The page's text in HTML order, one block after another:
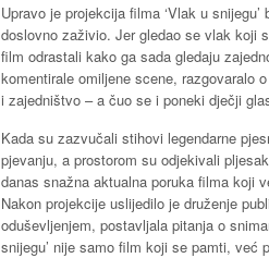
Upravo je projekcija filma ‘Vlak u
doslovno zaživio. Jer gledao se vlak koji
film odrastali kako ga sada gledaju
komentirale omiljene scene, razgovaralo
i zajedništvo – a čuo se i poneki dječji
Kada su zazvučali stihovi legendarne
pjevanju, a prostorom su odjekivali
danas snažna aktualna poruka filma koji
Nakon projekcije uslijedilo je druženje
oduševljenjem, postavljala pitanja o
snijegu’ nije samo film koji se pamti, već